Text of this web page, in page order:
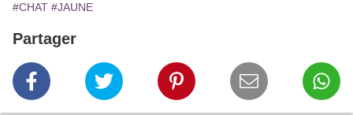
#CHAT #JAUNE
Partager